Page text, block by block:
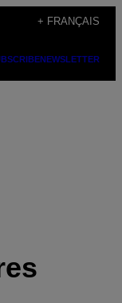
+ FRANÇAIS
NEWSLETTER